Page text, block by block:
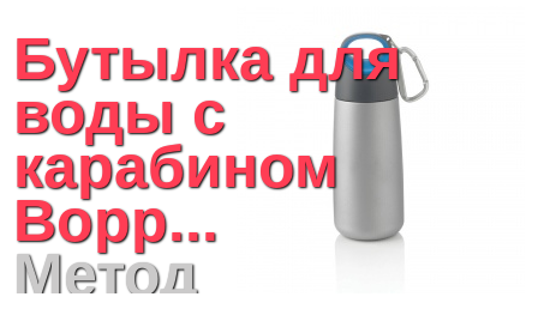
Бутылка для
воды с
карабином
Bopp...
Метод